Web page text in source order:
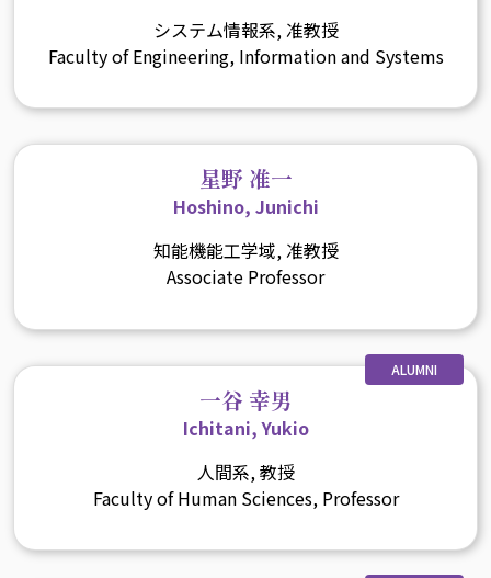
システム情報系, 准教授
Faculty of Engineering, Information and Systems
星野 准一
Hoshino, Junichi
知能機能工学域, 准教授
Associate Professor
ALUMNI
一谷 幸男
Ichitani, Yukio
人間系, 教授
Faculty of Human Sciences, Professor